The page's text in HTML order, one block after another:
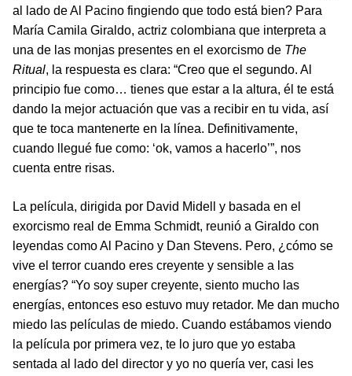
al lado de Al Pacino fingiendo que todo está bien? Para
María Camila Giraldo, actriz colombiana que interpreta a
una de las monjas presentes en el exorcismo de The
Ritual, la respuesta es clara: “Creo que el segundo. Al
principio fue como… tienes que estar a la altura, él te está
dando la mejor actuación que vas a recibir en tu vida, así
que te toca mantenerte en la línea. Definitivamente,
cuando llegué fue como: ‘ok, vamos a hacerlo’”, nos
cuenta entre risas.
La película, dirigida por David Midell y basada en el
exorcismo real de Emma Schmidt, reunió a Giraldo con
leyendas como Al Pacino y Dan Stevens. Pero, ¿cómo se
vive el terror cuando eres creyente y sensible a las
energías? “Yo soy super creyente, siento mucho las
energías, entonces eso estuvo muy retador. Me dan mucho
miedo las películas de miedo. Cuando estábamos viendo
la película por primera vez, te lo juro que yo estaba
sentada al lado del director y yo no quería ver, casi les